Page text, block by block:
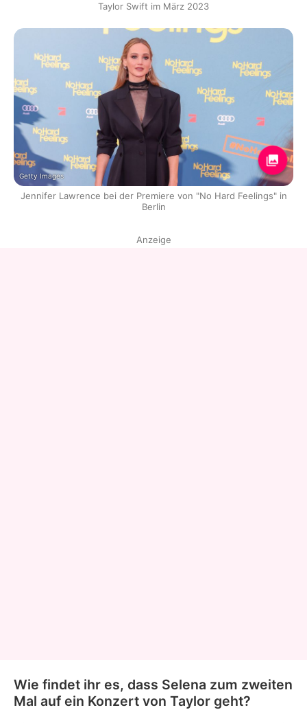
Taylor Swift im März 2023
Getty Images
Jennifer Lawrence bei der Premiere von "No Hard Feelings" in
Berlin
Anzeige
Wie findet ihr es, dass Selena zum zweiten
Mal auf ein Konzert von Taylor geht?